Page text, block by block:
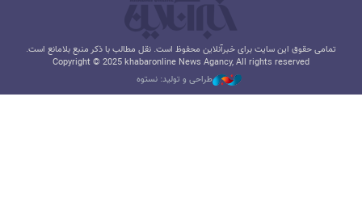
تمامی حقوق این سایت برای خبرآنلاین محفوظ است. نقل مطالب با ذکر منبع بلامانع است.
Copyright © 2025 khabaronline News Agancy, All rights reserved
طراحی و تولید: نستوه